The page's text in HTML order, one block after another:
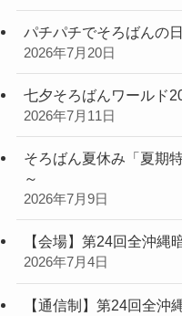
パチパチでそろばんの
2026年7月20日
七夕そろばんワールド
2026年7月11日
そろばん夏休み「夏期
～
2026年7月9日
【会場】第24回全沖
2026年7月4日
【通信制】第24回全沖